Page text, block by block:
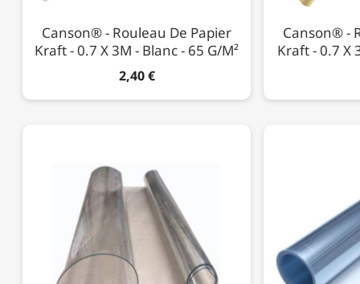
Canson® - Rouleau De Papier
Kraft - 0.7 X 3M - Blanc - 65 G/m²
2,40 €
Canson® -
Kraft - 0.7 X